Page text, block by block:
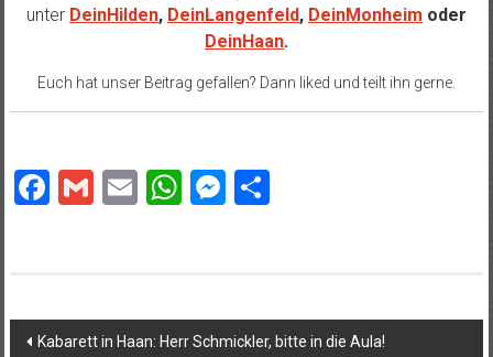
unter DeinHilden, DeinLangenfeld, DeinMonheim oder
DeinHaan.
Euch hat unser Beitrag gefallen? Dann liked und teilt ihn gerne.
Facebook
Gmail
EmailWhatsApp
Messenger
Teilen
Beitragsnavigation
Kabarett in Haan: Herr Schmickler, bitte in die Aula!